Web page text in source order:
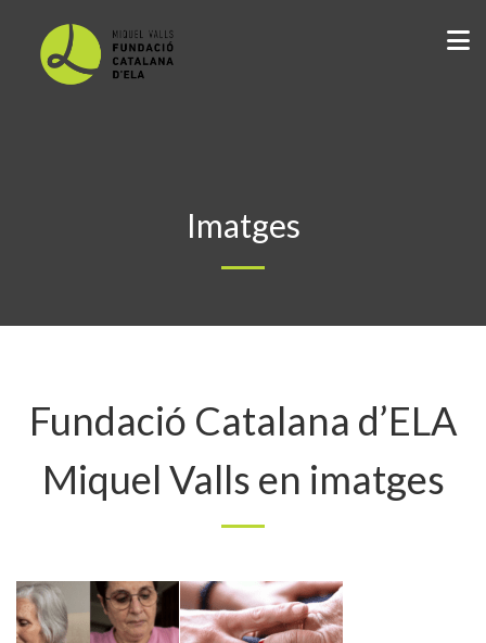
Imatges
Fundació Catalana d’ELA
Miquel Valls en imatges